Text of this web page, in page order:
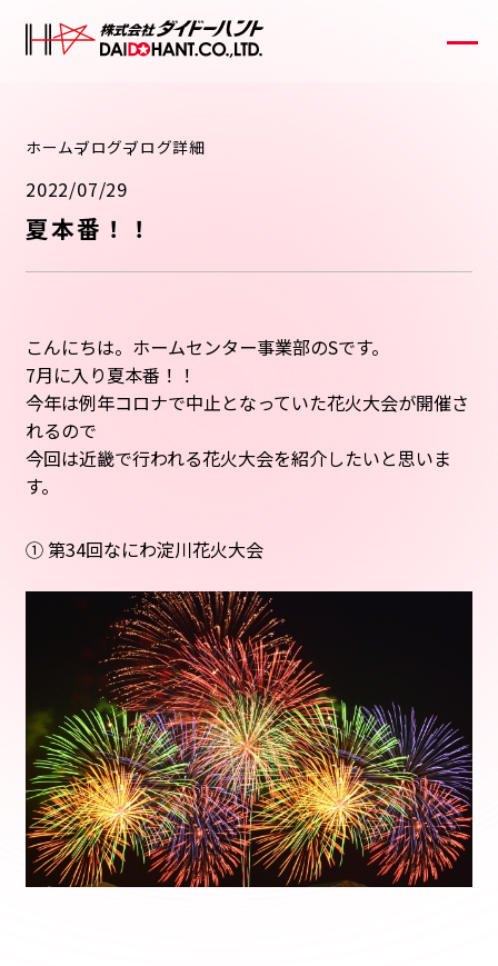
夏本番！！
2022/07/29
ホームブログブログ詳細
こんにちは。ホームセンター事業部のSです。
7月に入り夏本番！！
今年は例年コロナで中止となっていた花火大会が開催さ
れるので
今回は近畿で行われる花火大会を紹介したいと思いま
す。
① 第34回なにわ淀川花火大会